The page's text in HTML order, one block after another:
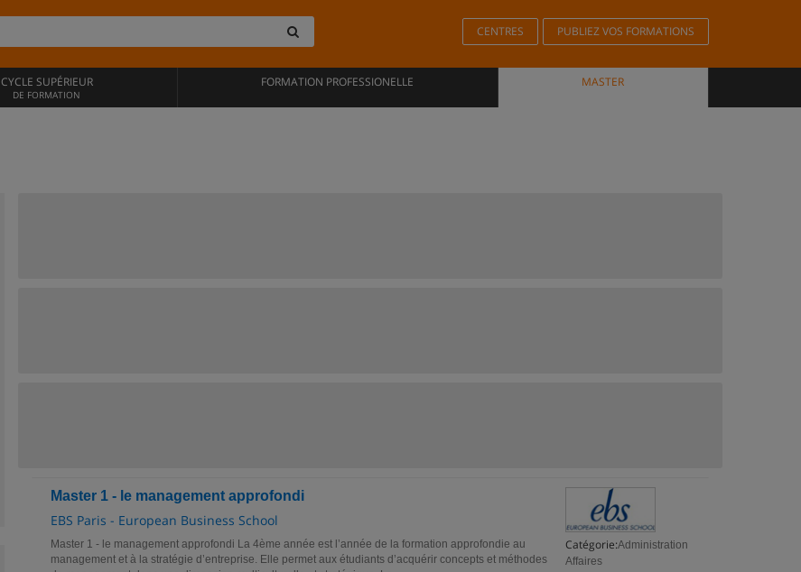
CENTRES PUBLIEZ VOS FORMATIONS
CYCLE SUPÉRIEUR
DE FORMATION
FORMATION PROFESSIONELLE MASTER
Master 1 - le management approfondi
EBS Paris - European Business School
Catégorie:Administration
Affaires
Master 1 - le management approfondi La 4ème année est l’année de la formation approfondie au
management et à la stratégie d’entreprise. Elle permet aux étudiants d’acquérir concepts et méthodes